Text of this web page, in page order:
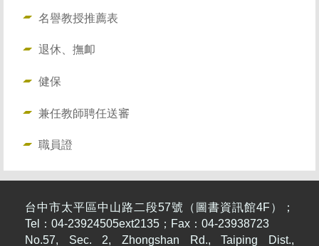
名譽教授推薦表
退休、撫卹
健保
兼任教師聘任送審
職員證
台中市太平區中山路二段57號（圖書資訊館4F）；
Tel：04-23924505ext2135；Fax：04-23938723
No.57, Sec. 2, Zhongshan Rd., Taiping Dist.,